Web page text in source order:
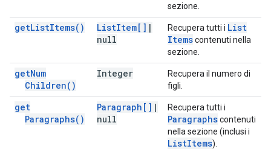
sezione.
getListItems( ) ListItem[] |
null
Recupera tutti i List
Itemscontenuti nella
sezione.
getNum
Children( )
Integer
Recupera il numero di
figli.
get
Paragraphs( )
Paragraph[] |
null
Recupera tutti i
Paragraphscontenuti
nella sezione (inclusi i
ListItems).